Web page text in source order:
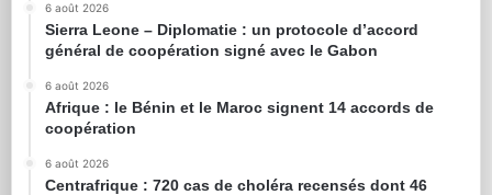
6 août 2026
Sierra Leone – Diplomatie : un protocole d’accord
général de coopération signé avec le Gabon
6 août 2026
Afrique : le Bénin et le Maroc signent 14 accords de
coopération
6 août 2026
Centrafrique : 720 cas de choléra recensés dont 46